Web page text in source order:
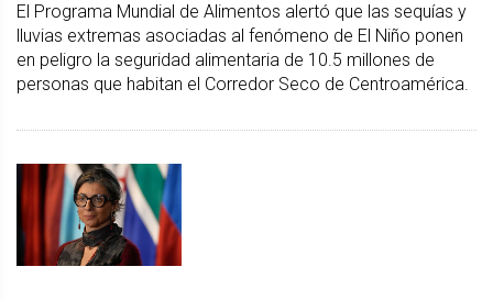
El Programa Mundial de Alimentos alertó que las sequías y
lluvias extremas asociadas al fenómeno de El Niño ponen
en peligro la seguridad alimentaria de 10.5 millones de
personas que habitan el Corredor Seco de Centroamérica.